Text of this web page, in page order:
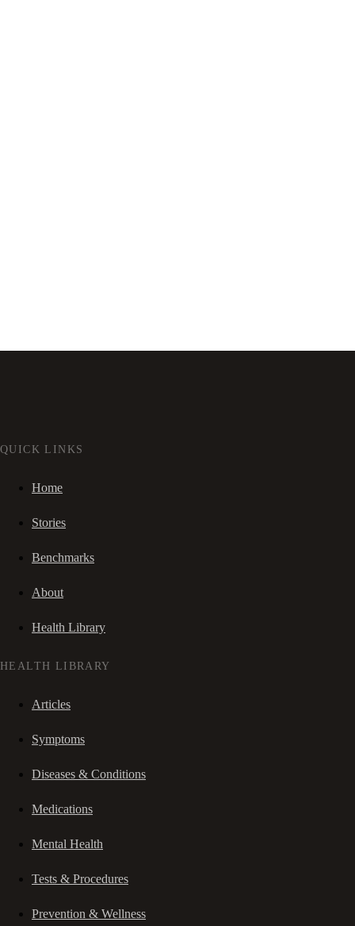
QUICK LINKS
Home
Stories
Benchmarks
About
Health Library
HEALTH LIBRARY
Articles
Symptoms
Diseases & Conditions
Medications
Mental Health
Tests & Procedures
Prevention & Wellness